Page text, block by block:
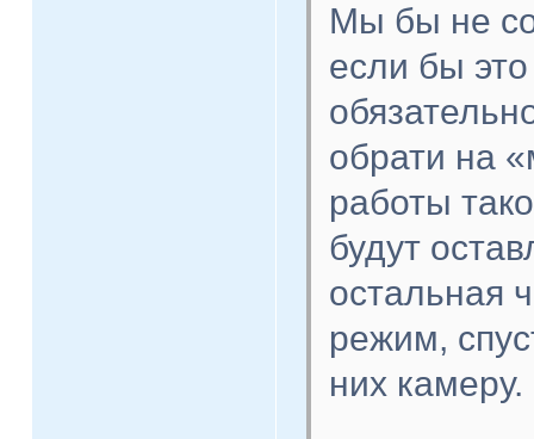
Мы бы не
если бы
обрати на
работы
будут
остальная
режим,
них